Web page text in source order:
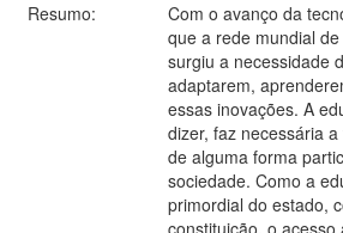
Resumo:
Com o avanço da
que a rede mundial
surgiu a necessidade
adaptarem,
essas inovações. A
dizer, faz necessária
de alguma forma
sociedade. Como a
primordial do estado,
constituição, o